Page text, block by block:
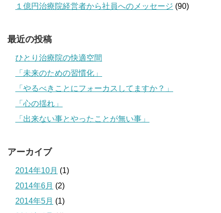
１億円治療院経営者から社員へのメッセージ (90)
最近の投稿
ひとり治療院の快適空間
「未来のための習慣化」
「やるべきことにフォーカスしてますか？」
「心の揺れ」
「出来ない事とやったことが無い事」
アーカイブ
2014年10月 (1)
2014年6月 (2)
2014年5月 (1)